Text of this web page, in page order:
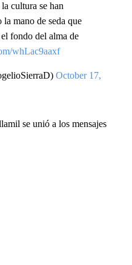
cultura se han
mano de seda que
fondo del alma de
whLac9aaxf
October 17,
se unió a los mensajes